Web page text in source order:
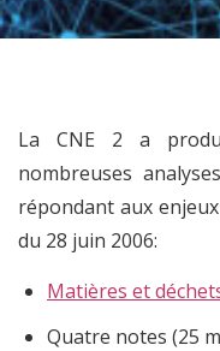
La CNE 2 a
nombreuses
répondant aux
du 28 juin 2006:
Matières et
Quatre notes (25